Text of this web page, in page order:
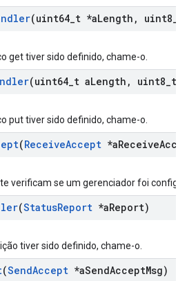
(uint64 t *aLength , uint8
get tiver sido definido, chame-o.
(uint64 t aLength , uint8 t
put tiver sido definido, chame-o.
(ReceiveAccept *aReceive
verificam se um gerenciador foi
(StatusReport *aReport)
tiver sido definido, chame-o.
(SendAccept *aSendAcceptMsg)